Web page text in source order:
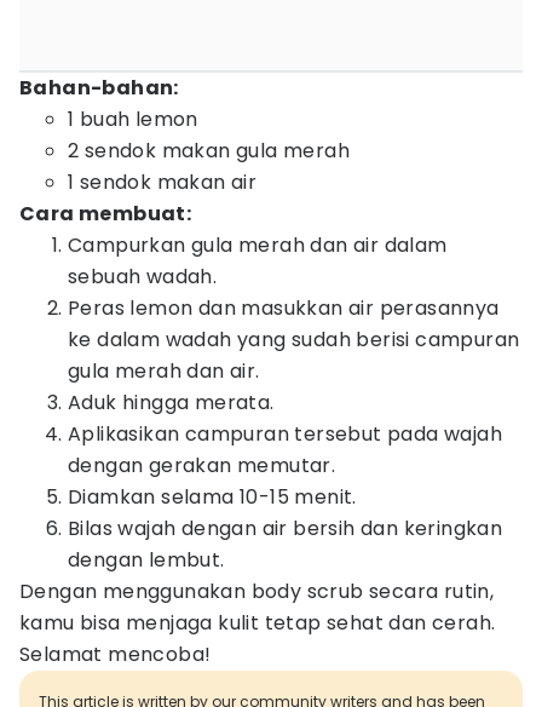
Bahan-bahan:
1 buah lemon
2 sendok makan gula merah
1 sendok makan air
Cara membuat:
Campurkan gula merah dan air dalam
sebuah wadah.
Peras lemon dan masukkan air perasannya
ke dalam wadah yang sudah berisi campuran
gula merah dan air.
Aduk hingga merata.
Aplikasikan campuran tersebut pada wajah
dengan gerakan memutar.
Diamkan selama 10-15 menit.
Bilas wajah dengan air bersih dan keringkan
dengan lembut.
Dengan menggunakan body scrub secara rutin,
kamu bisa menjaga kulit tetap sehat dan cerah.
Selamat mencoba!
This article is written by our community writers and has been